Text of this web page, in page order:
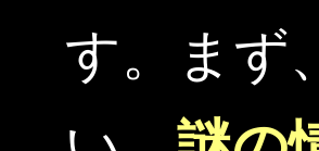
す。まず